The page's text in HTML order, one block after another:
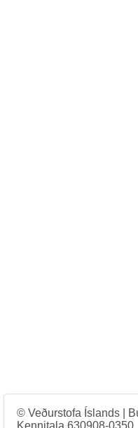
© Veðurstofa Íslands |
Kennitala 630908-0350